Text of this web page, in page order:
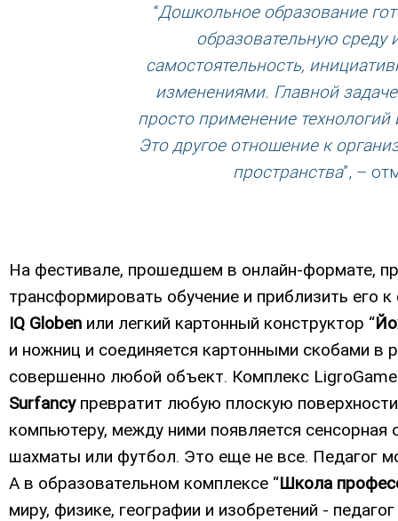
“Дошкольное образование
образовательную
самостоятельность,
изменениями. Главной
просто применение
Это другое отношение к
пространства”, –
На фестивале, прошедшем в онлайн-формате,
трансформировать обучение и приблизить его
IQ Globen или легкий картонный конструктор “
и ножниц и соединяется картонными скобами в
совершенно любой объект. Комплекс
Surfancyпревратит любую плоскую
компьютеру, между ними появляется
шахматы или футбол. Это еще не все. Педагог
А в образовательном комплексе “Школа
миру, физике, географии и изобретений -